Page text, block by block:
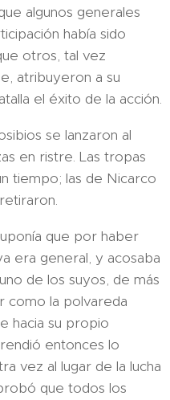
algunos generales
había sido
otros, tal vez
atribuyeron a su
el éxito de la acción.
se lanzaron al
en ristre. Las tropas
tiempo; las de Nicarco
que por haber
era general, y acosaba
de los suyos, de más
como la polvareda
hacia su propio
entonces lo
vez al lugar de la lucha
que todos los